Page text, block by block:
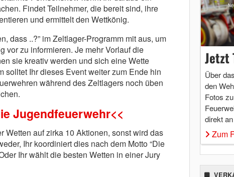
Findet Teilnehmer, die bereit sind, ihre
und ermittelt den Wettkönig.
dass ..?” im Zeltlager-Programm mit aus, um
vor zu informieren. Je mehr Vorlauf die
sie kreativ werden und sich eine Wette
solltet Ihr dieses Event weiter zum Ende hin
während des Zeltlagers noch üben
Jugendfeuerwehr<<
Wetten auf zirka 10 Aktionen, sonst wird das
Ihr koordiniert dies nach dem Motto “Die
Ihr wählt die besten Wetten in einer Jury
Jetzt
Über
den
Fotos
direkt
Zum